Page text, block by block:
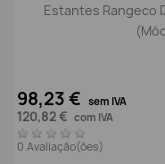
Estantes Rangeco
98,23 € sem IVA
120,82 € com IVA
0 Avaliação(ões)